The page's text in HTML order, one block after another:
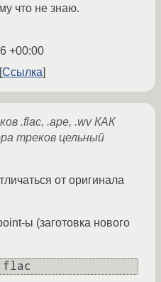
что не знаю.
+00:00
Ссылка
.flac, .ape, .wv КАК
треков цельный
от оригинала
ы (заготовка нового